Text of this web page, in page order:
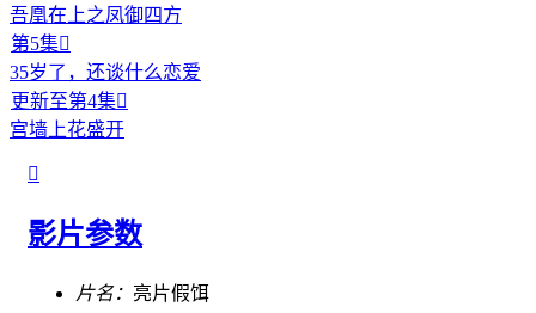
吾凰在上之凤御四方
第5集
35岁了，还谈什么恋爱
更新至第4集
宫墙上花盛开

影片参数
片名： 亮片假饵